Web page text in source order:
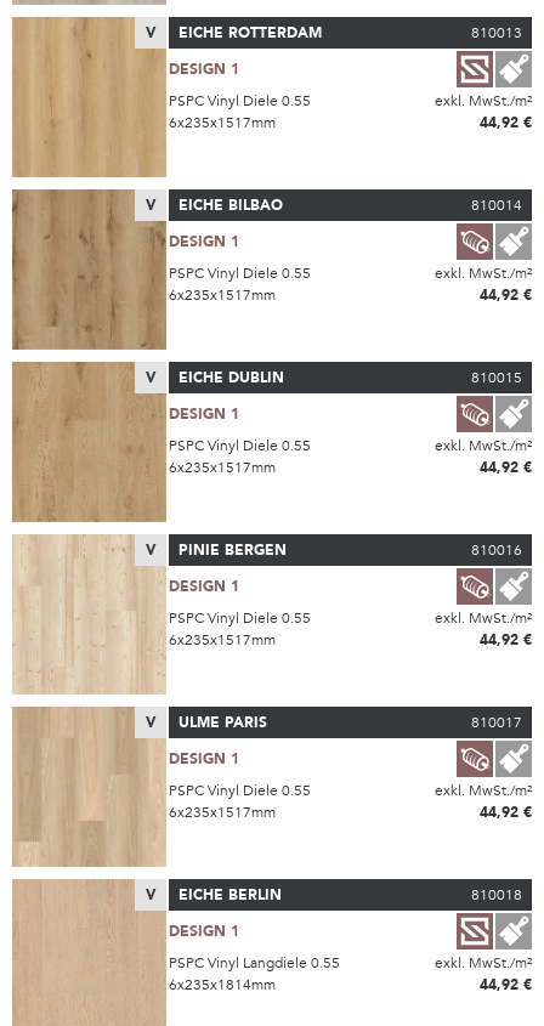
V EICHE ROTTERDAM
810013
DESIGN 1
PSPC Vinyl Diele 0.55
exkl. MwSt./m²
6x235x1517mm
44,92 €
V EICHE BILBAO
810014
DESIGN 1
PSPC Vinyl Diele 0.55
exkl. MwSt./m²
6x235x1517mm
44,92 €
V EICHE DUBLIN
810015
DESIGN 1
PSPC Vinyl Diele 0.55
exkl. MwSt./m²
6x235x1517mm
44,92 €
V PINIE BERGEN
810016
DESIGN 1
PSPC Vinyl Diele 0.55
exkl. MwSt./m²
6x235x1517mm
44,92 €
V ULME PARIS
810017
DESIGN 1
PSPC Vinyl Diele 0.55
exkl. MwSt./m²
6x235x1517mm
44,92 €
V EICHE BERLIN
810018
DESIGN 1
PSPC Vinyl Langdiele 0.55
exkl. MwSt./m²
6x235x1814mm
44,92 €